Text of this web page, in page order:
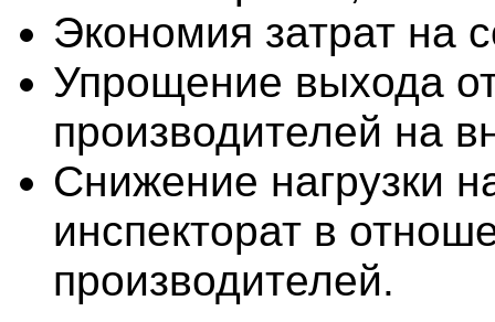
Экономия затрат на
Упрощение выхода
производителей на
Снижение нагрузки
инспекторат в
производителей.